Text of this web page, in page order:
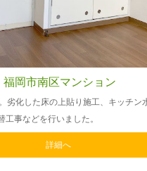
福岡市南区マンション
劣化した床の上貼り施工、キッチン
工事などを行いました。
詳細へ